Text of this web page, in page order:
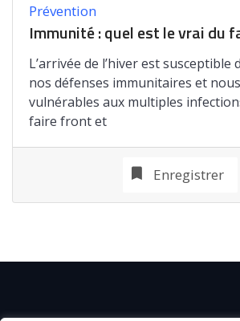
Prévention
Immunité : quel est le vrai du
L’arrivée de l’hiver est susceptible
nos défenses immunitaires et
vulnérables aux multiples
faire front et
Enregistrer